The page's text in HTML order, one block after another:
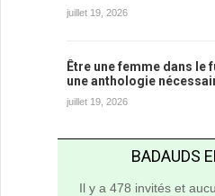
juillet 19, 2026
Être une femme dans le
une anthologie
juillet 19, 2026
BADAUDS
Il y a 478 invités et